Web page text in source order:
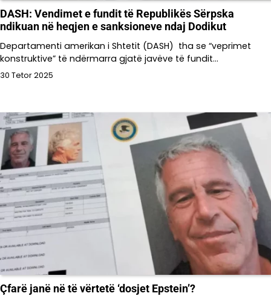
DASH: Vendimet e fundit të Republikës Sërpska
ndikuan në heqjen e sanksioneve ndaj Dodikut
Departamenti amerikan i Shtetit (DASH) tha se “veprimet
konstruktive” të ndërmarra gjatë javëve të fundit…
30 Tetor 2025
Çfarë janë në të vërtetë ‘dosjet Epstein’?